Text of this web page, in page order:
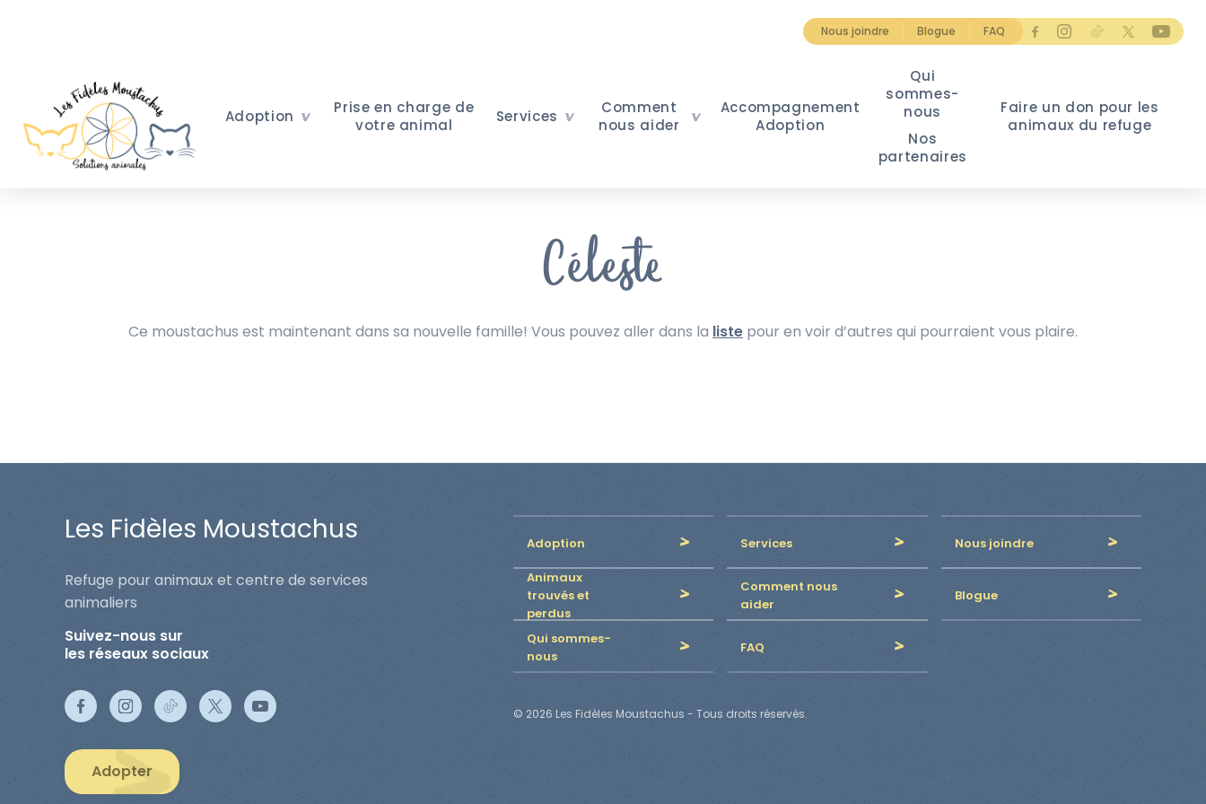
Nous joindre Blogue FAQ
Adoption
Prise en charge de
votre animal
Services
Comment
nous aider
Accompagnement
Adoption
Qui
sommes-
nous
Nos
partenaires
Faire un don pour les
animaux du refuge
Céleste
Ce moustachus est maintenant dans sa nouvelle famille! Vous pouvez aller dans la liste pour en voir d’autres qui pourraient vous plaire.
Les Fidèles Moustachus
Refuge pour animaux et centre de services
animaliers
Suivez-nous sur
les réseaux sociaux
Adopter
Adoption Services
Nous joindre
Animaux
trouvés et
perdus
Comment nous
aider
Blogue
Qui sommes-
nous
FAQ
© 2026 Les Fidèles Moustachus - Tous droits réservés.